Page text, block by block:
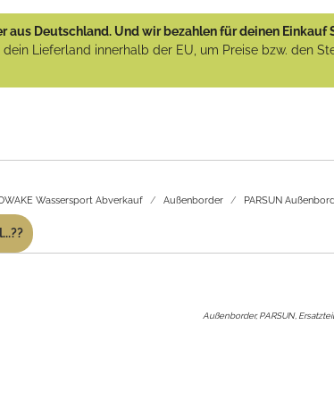
aus Deutschland. Und wir bezahlen für deinen Einkauf
Lieferland innerhalb der EU, um Preise bzw. den
Wassersport Abverkauf Außenborder PARSUN
Außenborder, PARSUN, Ersatzteil,